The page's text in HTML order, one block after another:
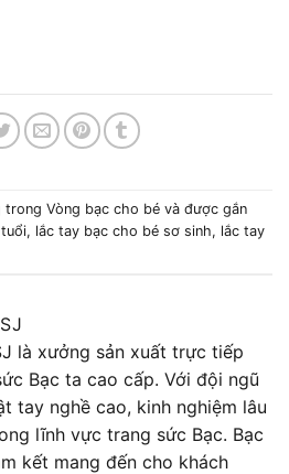
trong Vòng bạc cho bé và được gắn
, lắc tay bạc cho bé sơ sinh, lắc tay
là xưởng sản xuất trực tiếp
Bạc ta cao cấp. Với đội ngũ
tay nghề cao, kinh nghiệm lâu
lĩnh vực trang sức Bạc. Bạc
kết mang đến cho khách